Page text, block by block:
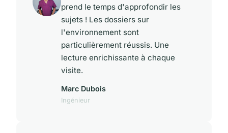
prend le temps d'approfondir les
sujets ! Les dossiers sur
l'environnement sont
particulièrement réussis. Une
lecture enrichissante à chaque
visite.
Marc Dubois
Ingénieur